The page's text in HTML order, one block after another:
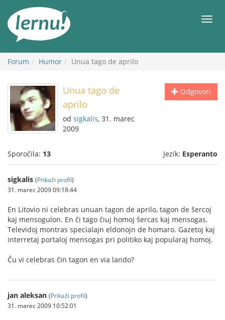
vsebini
Meni
Forum Humor Unua tago de aprilo
Odgovori
Unua tago de
aprilo
od sigkalis, 31. marec
2009
Sporočila: 13 Jezik: Esperanto
sigkalis (Prikaži profil)
31. marec 2009 09:18:44
En Litovio ni celebras unuan tagon de aprilo, tagon de ŝercoj
kaj mensogulon. En ĉi tago ĉiuj homoj ŝercas kaj mensogas.
Televidoj montras specialajn eldonojn de homaro. Gazetoj kaj
interretaj portaloj mensogas pri politiko kaj popularaj homoj.
Ĉu vi celebras ĉin tagon en via lando?
jan aleksan (Prikaži profil)
31. marec 2009 10:52:01